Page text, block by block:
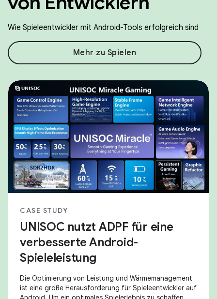
Wie Spieleentwickler mit Android-Tools erfolgreich sind
Mehr zu Spielen
CASE STUDY
UNISOC nutzt ADPF für eine
verbesserte Android-
Spieleleistung
Die Optimierung von Leistung und Wärmemanagement
ist eine große Herausforderung für Spieleentwickler auf